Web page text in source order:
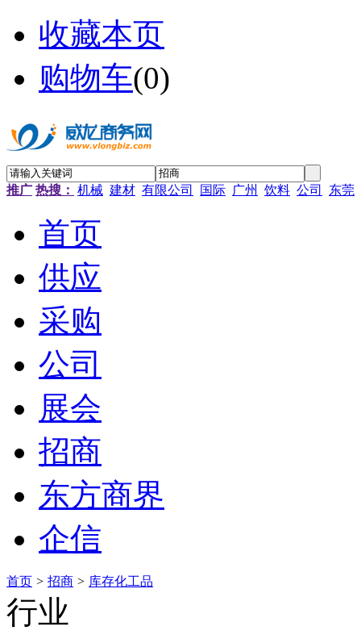
收藏本页
购物车(0)
推广 热搜： 机械 建材 有限公司 国际 广州 饮料 公司 东莞
首页
供应
采购
公司
展会
招商
东方商界
企信
首页 > 招商 > 库存化工品
行业